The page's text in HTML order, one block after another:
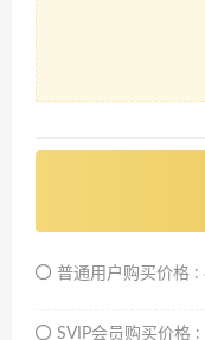
普通用户购买价格 :
SVIP会员购买价格 :